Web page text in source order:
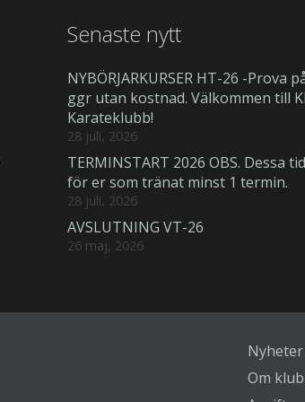
Senaste nytt
NYBÖRJARKURSER HT-26 -Prova
ggr utan kostnad. Välkommen till
Karateklubb!
28 juli, 2026
TERMINSTART 2026 OBS. Dessa
för er som tränat minst 1 termin.
28 juli, 2026
AVSLUTNING VT-26
26 maj, 2026
Nyheter
Om